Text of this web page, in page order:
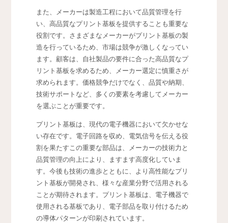
また、メーカーは製造工程において品質管理を行
い、高品質なプリント基板を提供することも重要な
役割です。さまざまなメーカーがプリント基板の製
造を行っているため、市場は競争が激しくなってい
ます。顧客は、自社製品の要件に合った高品質なプ
リント基板を求めるため、メーカー選定に慎重さが
求められます。価格競争だけでなく、品質や納期、
技術サポートなど、多くの要素を考慮してメーカー
を選ぶことが重要です。
プリント基板は、現代の電子機器において欠かせな
い存在です。電子回路を収め、電気信号を伝える役
割を果たすこの重要な部品は、メーカーの技術力と
品質管理の向上により、ますます高度化していま
す。今後も技術の進歩とともに、より高性能なプリ
ント基板が開発され、様々な産業分野で活用される
ことが期待されます。プリント基板は、電子機器で
使用される基板であり、電子部品を取り付けるため
の導体パターンが印刷されています。